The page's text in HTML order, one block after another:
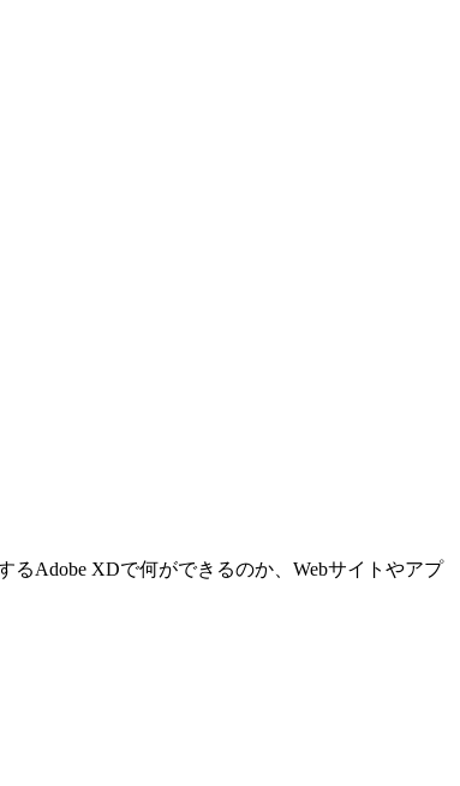
るAdobe XDで何ができるのか、Webサイトやアプ